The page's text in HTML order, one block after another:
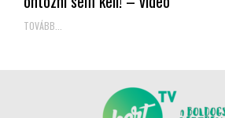
TOVÁBB...